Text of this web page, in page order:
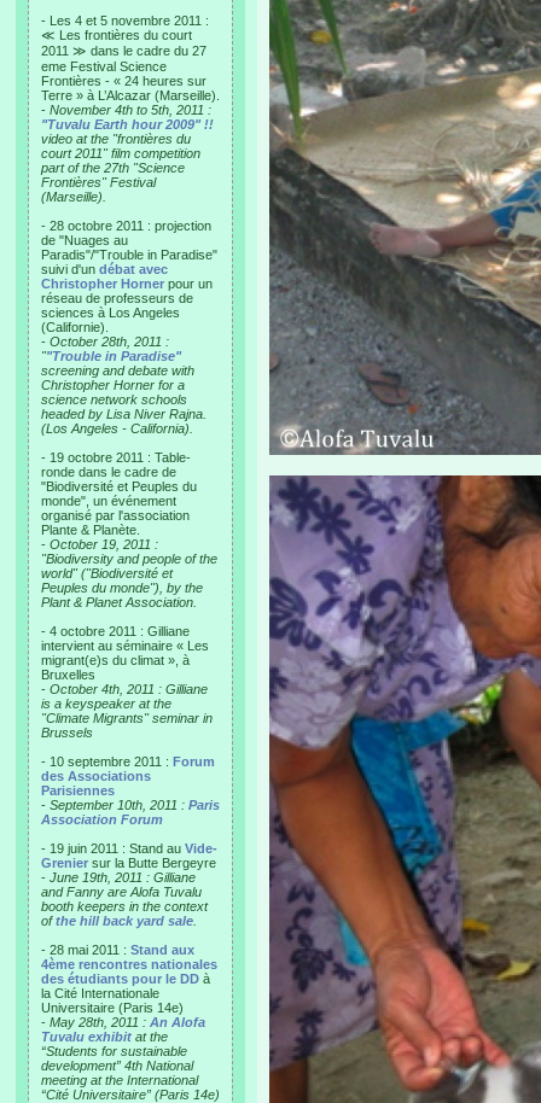
- Les 4 et 5 novembre 2011 :
≪ Les frontières du court
2011 ≫ dans le cadre du 27
eme Festival Science
Frontières - « 24 heures sur
Terre » à L’Alcazar (Marseille).
- November 4th to 5th, 2011 :
"Tuvalu Earth hour 2009" !!
video at the "frontières du
court 2011" film competition
part of the 27th "Science
Frontières" Festival
(Marseille).
- 28 octobre 2011 : projection
de "Nuages au
Paradis"/"Trouble in Paradise"
suivi d'un débat avec
Christopher Horner pour un
réseau de professeurs de
sciences à Los Angeles
(Californie).
- October 28th, 2011 :
""Trouble in Paradise"
screening and debate with
Christopher Horner for a
science network schools
headed by Lisa Niver Rajna.
(Los Angeles - California).
- 19 octobre 2011 : Table-
ronde dans le cadre de
"Biodiversité et Peuples du
monde", un événement
organisé par l'association
Plante & Planète.
- October 19, 2011 :
"Biodiversity and people of the
world" ("Biodiversité et
Peuples du monde"), by the
Plant & Planet Association.
- 4 octobre 2011 : Gilliane
intervient au séminaire « Les
migrant(e)s du climat », à
Bruxelles
- October 4th, 2011 : Gilliane
is a keyspeaker at the
"Climate Migrants" seminar in
Brussels
- 10 septembre 2011 : Forum
des Associations
Parisiennes
- September 10th, 2011 : Paris
Association Forum
- 19 juin 2011 : Stand au Vide-
Grenier sur la Butte Bergeyre
- June 19th, 2011 : Gilliane
and Fanny are Alofa Tuvalu
booth keepers in the context
ofthe hill back yard sale
- 28 mai 2011 : Stand aux
4ème rencontres nationales
des étudiants pour le DD à
la Cité Internationale
Universitaire (Paris 14e)
- May 28th, 2011 : An Alofa
Tuvalu exhibit at the
“Students for sustainable
development” 4th National
meeting at the International
“Cité Universitaire” (Paris 14e)